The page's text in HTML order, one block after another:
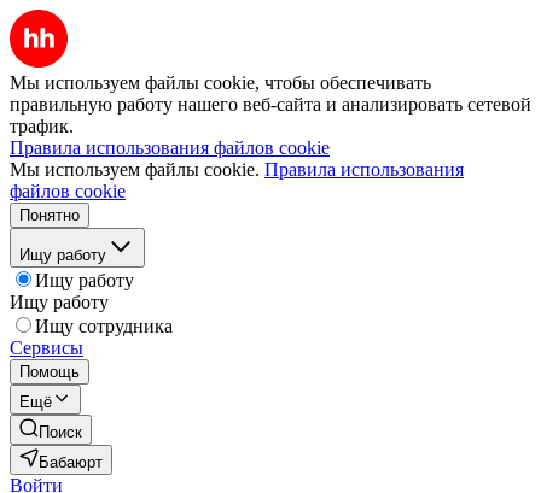
Мы используем файлы cookie, чтобы обеспечивать
правильную работу нашего веб-сайта и анализировать сетевой
трафик.
Правила использования файлов cookie
Мы используем файлы cookie. Правила использования
файлов cookie
Понятно
Ищу работу
Ищу работу
Ищу работу
Ищу сотрудника
Сервисы
Помощь
Ещё
Поиск
Бабаюрт
Войти